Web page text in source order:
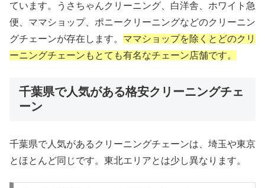
ています。うさちゃんクリーニング、白洋舎、ホワイト急
便、ママショップ、ポニークリーニングなどのクリーニン
グチェーンが存在します。 ママショップを除くとどのクリ
ーニングチェーンもとても有名なチェーン店舗です。
千葉県で人気がある格安クリーニングチェ
ーン
千葉県で人気があるクリーニングチェーンは、埼玉や東京
とほとんど同じです。東北エリアとは少し異なります。